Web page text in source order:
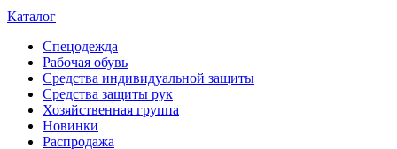
Каталог
Спецодежда
Рабочая обувь
Средства индивидуальной защиты
Средства защиты рук
Хозяйственная группа
Новинки
Распродажа